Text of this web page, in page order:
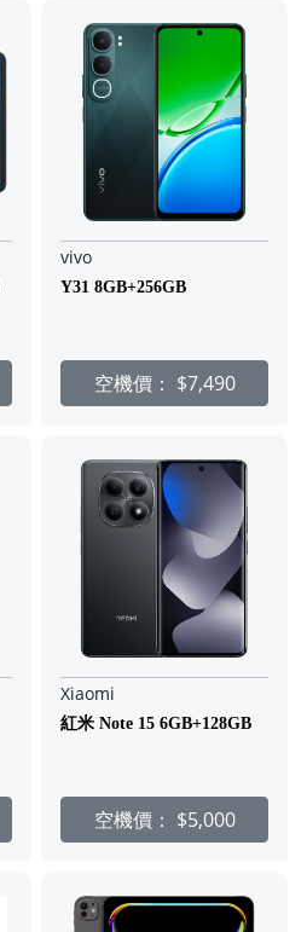
vivo
Y31 8GB+256GB
空機價： $7,490
Xiaomi
紅米 Note 15 6GB+128GB
空機價： $5,000